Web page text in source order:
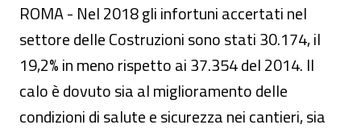
ROMA - Nel 2018 gli infortuni accertati nel
settore delle Costruzioni sono stati 30.174, il
19,2% in meno rispetto ai 37.354 del 2014. Il
calo è dovuto sia al miglioramento delle
condizioni di salute e sicurezza nei cantieri, sia